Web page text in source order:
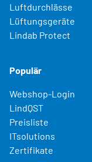
Luftdurchlässe
Lüftungsgeräte
Lindab Protect
Populär
Webshop-Login
LindQST
Preisliste
ITsolutions
Zertifikate